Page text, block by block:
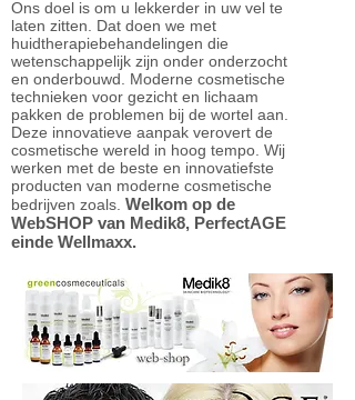
Ons doel is om u lekkerder in uw vel te
laten zitten. Dat doen we met
huidtherapiebehandelingen die
wetenschappelijk zijn onder onderzocht
en onderbouwd. Moderne cosmetische
technieken voor gezicht en lichaam
pakken de problemen bij de wortel aan.
Deze innovatieve aanpak verovert de
cosmetische wereld in hoog tempo. Wij
werken met de beste en innovatiefste
producten van moderne cosmetische
bedrijven zoals. Welkom op de
WebSHOP van Medik8, PerfectAGE
einde Wellmaxx.